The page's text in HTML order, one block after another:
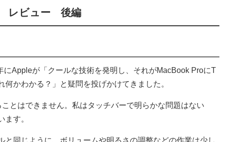
レビュー 後編
にAppleが「クールな技術を発明し、それがMacBook ProにT
かわかる？」と疑問を投げかけてきました。
とはできません。私はタッチバーで明らかな問題はない
ます。
と同じように、ボリュームや明るさの調整などの作業は少し